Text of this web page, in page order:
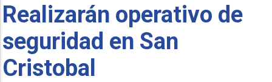
Realizarán operativo de
seguridad en San
Cristobal